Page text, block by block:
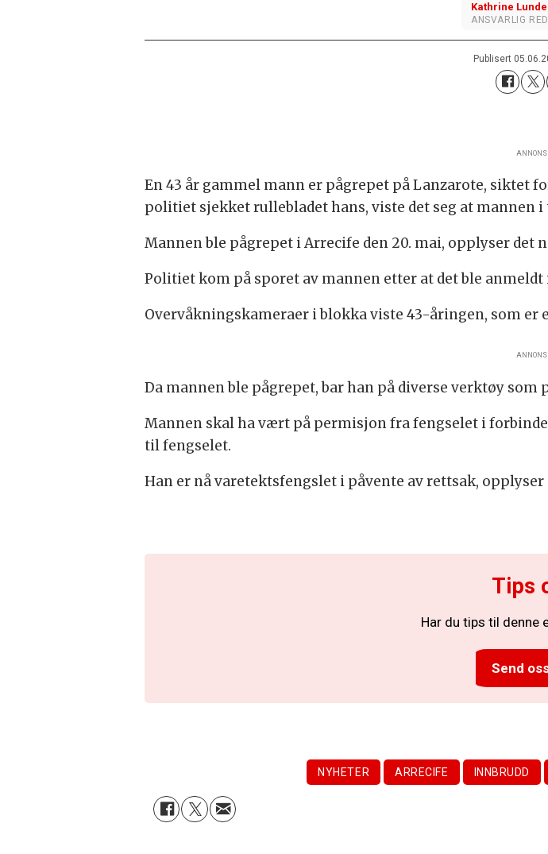
Kathrine Lunde
ANSVARLIG
Publisert
En 43 år gammel mann er pågrepet på Lanzarote, siktet
politiet sjekket rullebladet hans, viste det seg at mannen
Mannen ble pågrepet i Arrecife den 20. mai, opplyser det
Politiet kom på sporet av mannen etter at det ble
Overvåkningskameraer i blokka viste 43-åringen, som
Da mannen ble pågrepet, bar han på diverse verktøy
Mannen skal ha vært på permisjon fra fengselet i
til fengselet.
Han er nå varetektsfengslet i påvente av rettsak,
Tips
Har du tips til denne
Send
NYHETER ARRECIFE INNBRUDD